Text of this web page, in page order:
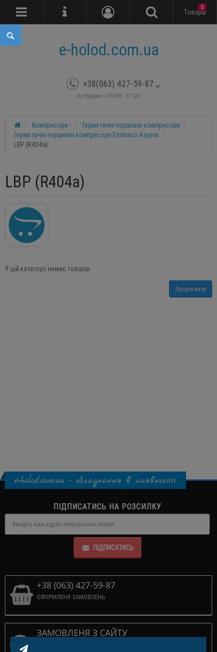
e-holod.com.ua
+38(063) 427-59-87
по буднях з 09:00 - 17:00
Tоварів
0
Компресори -
Герметичні поршневі компресори
Герметичні поршневі компресори Embraco Aspera
LBP (R404a)
LBP (R404a)
У цій категорії немає товарів.
Продовжити
e-holod.com.ua - обладнання в наявності
ПІДПИСАТИСЬ НА РОЗСИЛКУ
ПІДПИСАТИСЬ
+38 (063) 427-59-87
ОФОРМЛЕНЯ ЗАМОВЛЕНЬ
ЗАМОВЛЕНЯ З САЙТУ